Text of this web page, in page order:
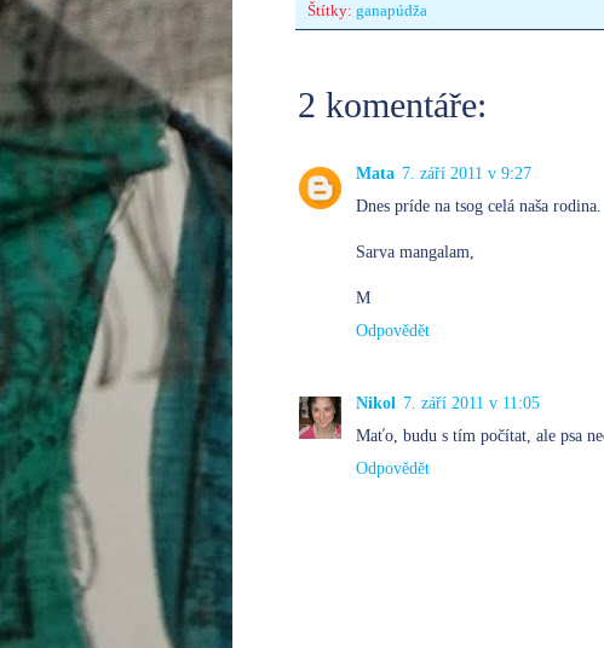
Štítky: ganapúdža
2 komentáře:
Mata 7. září 2011 v 9:27
Dnes príde na tsog celá naša rodina.
Sarva mangalam,
M
Odpovědět
Nikol 7. září 2011 v 11:05
Maťo, budu s tím počítat, ale psa
Odpovědět